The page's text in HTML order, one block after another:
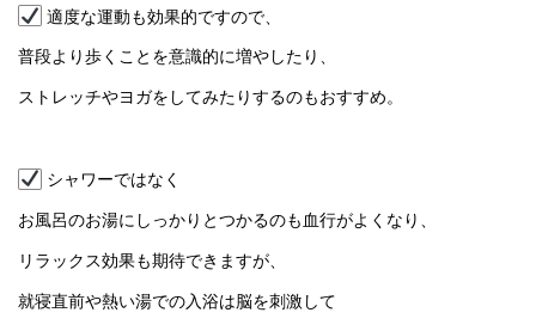
適度な運動も効果的ですので、
普段より歩くことを意識的に増やしたり、
ストレッチやヨガをしてみたりするのもおすすめ。
シャワーではなく
お風呂のお湯にしっかりとつかるのも血行がよくなり、
リラックス効果も期待できますが、
就寝直前や熱い湯での入浴は脳を刺激して